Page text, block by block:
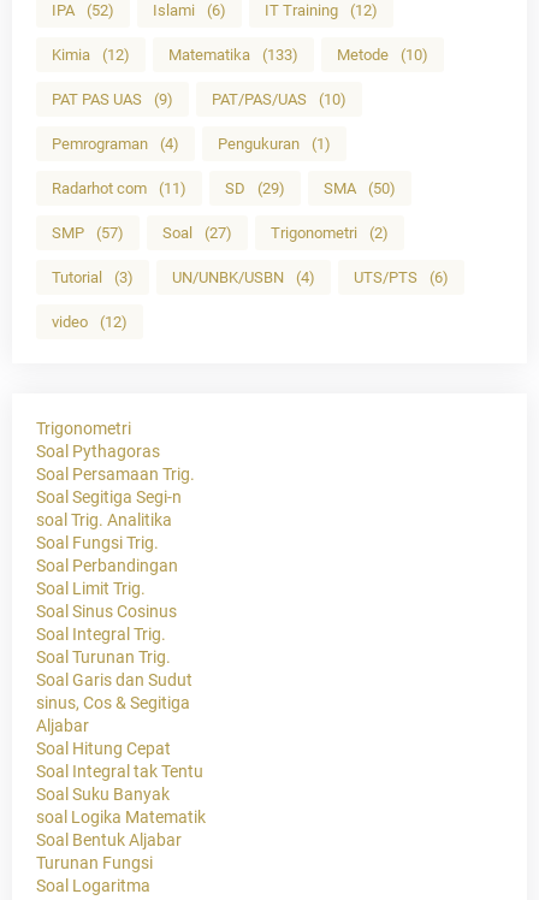
IPA (52) Islami (6) IT Training (12)
Kimia (12) Matematika (133) Metode (10)
PAT PAS UAS (9) PAT/PAS/UAS (10)
Pemrograman (4) Pengukuran (1)
Radarhot com (11) SD (29) SMA (50)
SMP (57) Soal (27) Trigonometri (2)
Tutorial (3) UN/UNBK/USBN (4) UTS/PTS (6)
video (12)
Trigonometri
Soal Pythagoras
Soal Persamaan Trig.
Soal Segitiga Segi-n
soal Trig. Analitika
Soal Fungsi Trig.
Soal Perbandingan
Soal Limit Trig.
Soal Sinus Cosinus
Soal Integral Trig.
Soal Turunan Trig.
Soal Garis dan Sudut
sinus, Cos & Segitiga
Aljabar
Soal Hitung Cepat
Soal Integral tak Tentu
Soal Suku Banyak
soal Logika Matematik
Soal Bentuk Aljabar
Turunan Fungsi
Soal Logaritma